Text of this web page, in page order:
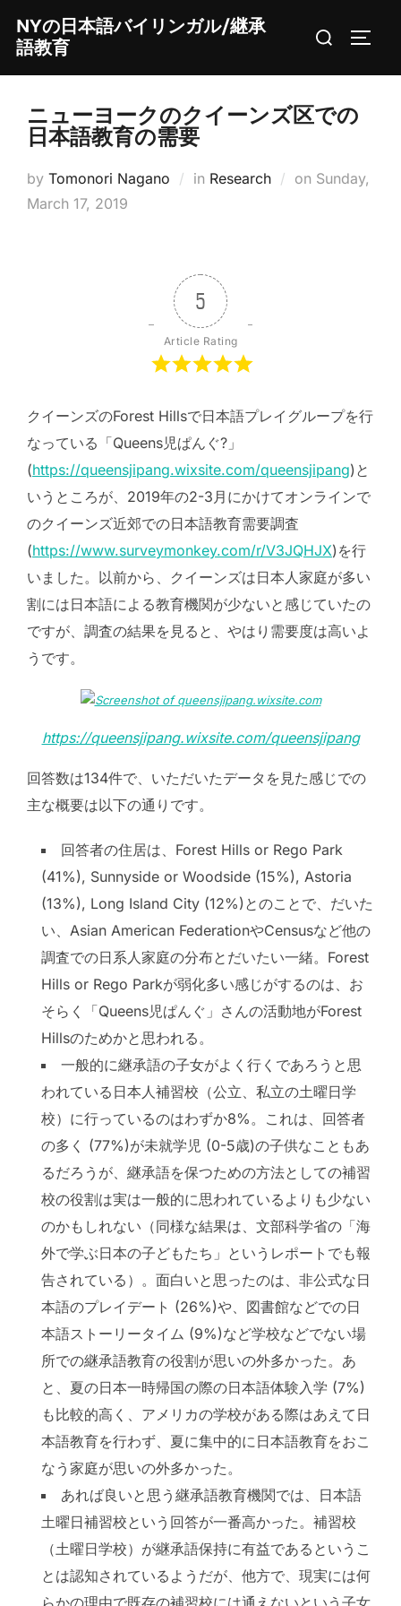
content
NYの日本語バイリンガル/継承
語教育
Search
ニューヨークのクイーンズ区での
日本語教育の需要
by Tomonori Nagano in Research on Posted
Sunday,
March 17, 2019
5
Article Rating
クイーンズのForest Hillsで日本語プレイグループを行
なっている「Queens児ぱんぐ?」
(https://queensjipang.wixsite.com/queensjipang)と
いうところが、2019年の2-3月にかけてオンラインで
のクイーンズ近郊での日本語教育需要調査
(https://www.surveymonkey.com/r/V3JQHJX)を行
いました。以前から、クイーンズは日本人家庭が多い
割には日本語による教育機関が少ないと感じていたの
ですが、調査の結果を見ると、やはり需要度は高いよ
うです。
https://queensjipang.wixsite.com/queensjipang
回答数は134件で、いただいたデータを見た感じでの
主な概要は以下の通りです。
回答者の住居は、Forest Hills or Rego Park
(41%), Sunnyside or Woodside (15%), Astoria
(13%), Long Island City (12%)とのことで、だいた
い、Asian American FederationやCensusなど他の
調査での日系人家庭の分布とだいたい一緒。Forest
Hills or Rego Parkが弱化多い感じがするのは、お
そらく「Queens児ぱんぐ」さんの活動地がForest
Hillsのためかと思われる。
一般的に継承語の子女がよく行くであろうと思
われている日本人補習校（公立、私立の土曜日学
校）に行っているのはわずか8%。これは、回答者
の多く (77%)が未就学児 (0-5歳)の子供なこともあ
るだろうが、継承語を保つための方法としての補習
校の役割は実は一般的に思われているよりも少ない
のかもしれない（同様な結果は、文部科学省の「海
外で学ぶ日本の子どもたち」というレポートでも報
告されている）。面白いと思ったのは、非公式な日
本語のプレイデート (26%)や、図書館などでの日
本語ストーリータイム (9%)など学校などでない場
所での継承語教育の役割が思いの外多かった。あ
と、夏の日本一時帰国の際の日本語体験入学 (7%)
も比較的高く、アメリカの学校がある際はあえて日
本語教育を行わず、夏に集中的に日本語教育をおこ
なう家庭が思いの外多かった。
あれば良いと思う継承語教育機関では、日本語
土曜日補習校という回答が一番高かった。補習校
（土曜日学校）が継承語保持に有益であるというこ
とは認知されているようだが、他方で、現実には何
らかの理由で既存の補習校には通えないという子女